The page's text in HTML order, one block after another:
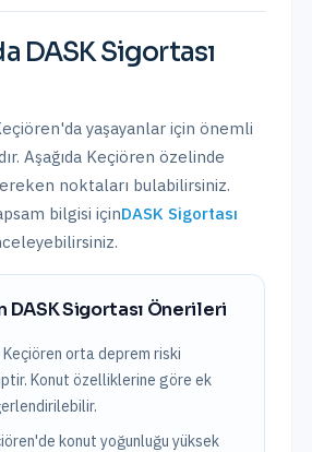
DASK Sigortası
'da yaşayanlar için önemli
Aşağıda Keçiören özelinde
noktaları bulabilirsiniz.
bilgisi içinDASK Sigortası
DASK Sigortası Önerileri
Keçiören ortadeprem riski
Konut özelliklerine göre ek
konut yoğunluğu yüksek